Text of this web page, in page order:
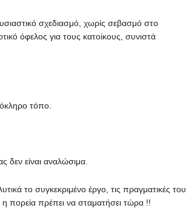
σχεδιασμό, χωρίς σεβασμό στο
όφελος για τους κατοίκους, συνιστά
τόπο.
δεν είναι αναλώσιμα.
το συγκεκριμένο έργο, τις πραγματικές του
πορεία πρέπει να σταματήσει τώρα !!